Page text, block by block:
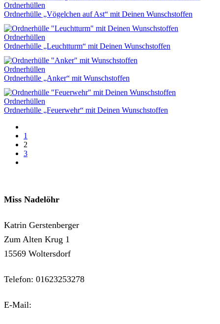
Ordnerhüllen
Ordnerhülle „Vögelchen auf Ast“ mit Deinen Wunschstoffen
Ordnerhüllen
Ordnerhülle „Leuchtturm“ mit Deinen Wunschstoffen
Ordnerhüllen
Ordnerhülle „Anker“ mit Wunschstoffen
Ordnerhüllen
Ordnerhülle „Feuerwehr“ mit Deinen Wunschstoffen
1
2
3
Miss Nadelöhr
Katrin Gerstenberger
Zum Alten Krug 1
15569 Woltersdorf
Telefon: 01623253278
E-Mail: